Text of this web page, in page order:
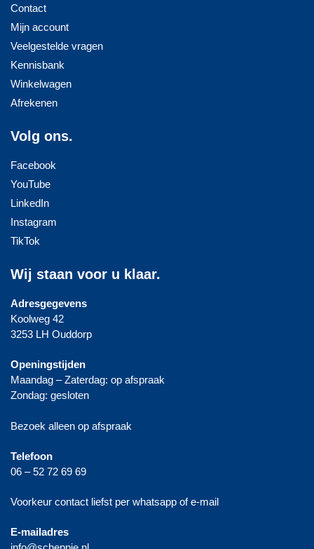
Contact
Mijn account
Veelgestelde vragen
Kennisbank
Winkelwagen
Afrekenen
Volg ons.
Facebook
YouTube
LinkedIn
Instagram
TikTok
Wij staan voor u klaar.
Adresgegevens
Koolweg 42
3253 LH Ouddorp
Openingstijden
Maandag – Zaterdag: op afspraak
Zondag: gesloten
Bezoek alleen op afspraak
Telefoon
06 – 52 72 69 69
Voorkeur contact liefst per whatsapp of e-mail
E-mailadres